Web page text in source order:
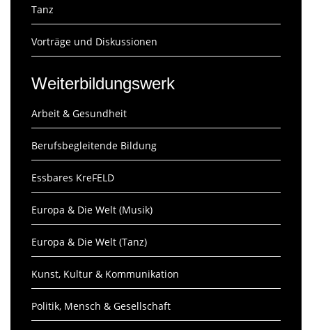
Tanz
Vorträge und Diskussionen
Weiterbildungswerk
Arbeit & Gesundheit
Berufsbegleitende Bildung
Essbares KreFELD
Europa & Die Welt (Musik)
Europa & Die Welt (Tanz)
Kunst, Kultur & Kommunikation
Politik, Mensch & Gesellschaft